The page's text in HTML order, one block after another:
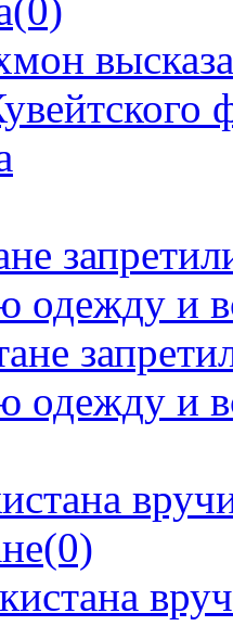
(0)
одежду и
(0)